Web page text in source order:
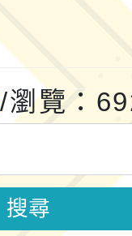
請參閱
度學生
牌愛／
獎典禮
防空演習
教育及
習
辦理「台
/瀏覽：
搜尋